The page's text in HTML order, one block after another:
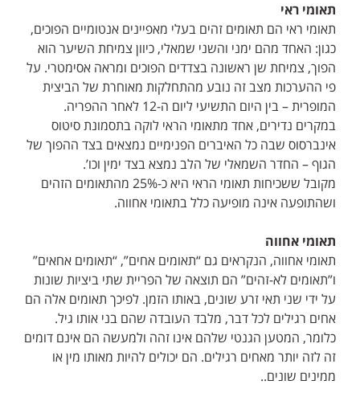
תאומי ראי
תאומי ראי הם תאומים זהים בעלי מאפיינים אנטומיים הפוכים,
כגון: האחד מהם ימני והשני שמאלי, כיוון צמיחת השיער הוא
הפוך, צמיחת שן ראשונה בצדדים הפוכים ומראה אסימטרי. על
פי ההערכות מצב זה נובע מהתחלקות מאוחרת של הביצית
המופרית – בין היום התשיעי ליום ה-12 לאחר ההפריה.
במקרים נדירים, אחד מתאומי הראי לוקה בתסמונת סיטוס
אינברסוס שבה כל האיברים הפנימיים נמצאים בצד ההפוך של
הגוף – החדר השמאלי של הלב נמצא בצד ימין וכו’.
מקובל ששכיחות תאומי הראי היא כ-25% מהתאומים הזהים
ושהתופעה אינה מופיעה כלל בתאומי אחווה.
תאומי אחווה
תאומי אחווה, הנקראים גם “תאומים אחים”, “תאומים אחאים”
ו”תאומים לא-זהים” הם תוצאה של הפריית שתי ביציות שונות
על ידי שני תאי זרע שונים, באותו הזמן. לפיכך תאומים אלה הם
אחים רגילים לכל דבר, מלבד העובדה שהם בני אותו גיל.
כלומר, המטען הגנטי שלהם אינו זהה ולמעשה הם אינם דומים
זה לזה יותר מאחים רגילים. הם יכולים להיות מאותו מין או
ממינים שונים..